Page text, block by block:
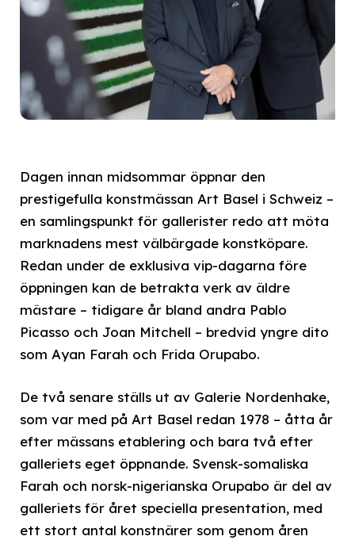
Dagen innan midsommar öppnar den
prestigefulla konstmässan Art Basel i Schweiz –
en samlingspunkt för gallerister redo att möta
marknadens mest välbärgade konstköpare.
Redan under de exklusiva vip-dagarna före
öppningen kan de betrakta verk av äldre
mästare – tidigare år bland andra Pablo
Picasso och Joan Mitchell – bredvid yngre dito
som Ayan Farah och Frida Orupabo.
De två senare ställs ut av Galerie Nordenhake,
som var med på Art Basel redan 1978 – åtta år
efter mässans etablering och bara två efter
galleriets eget öppnande. Svensk-somaliska
Farah och norsk-nigerianska Orupabo är del av
galleriets för året speciella presentation, med
ett stort antal konstnärer som genom åren